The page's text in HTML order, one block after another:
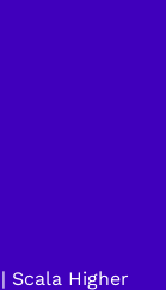
| Scala Higher